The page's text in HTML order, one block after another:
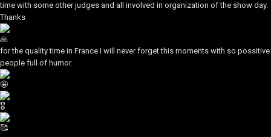
time with some other judges and all involved in organization of the show day.
Thanks
for the quality time in France I will never forget this moments with so possitive
people full of humor.